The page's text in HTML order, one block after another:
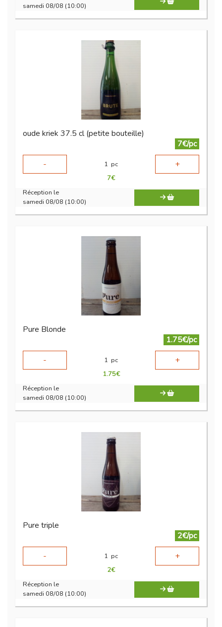
samedi 08/08 (10:00)
oude kriek 37.5 cl (petite bouteille)
7€/pc
-
1 pc +
7€
Réception le
samedi 08/08 (10:00)
Pure Blonde
1.75€/pc
-
1 pc +
1.75€
Réception le
samedi 08/08 (10:00)
Pure triple
2€/pc
-
1 pc +
2€
Réception le
samedi 08/08 (10:00)